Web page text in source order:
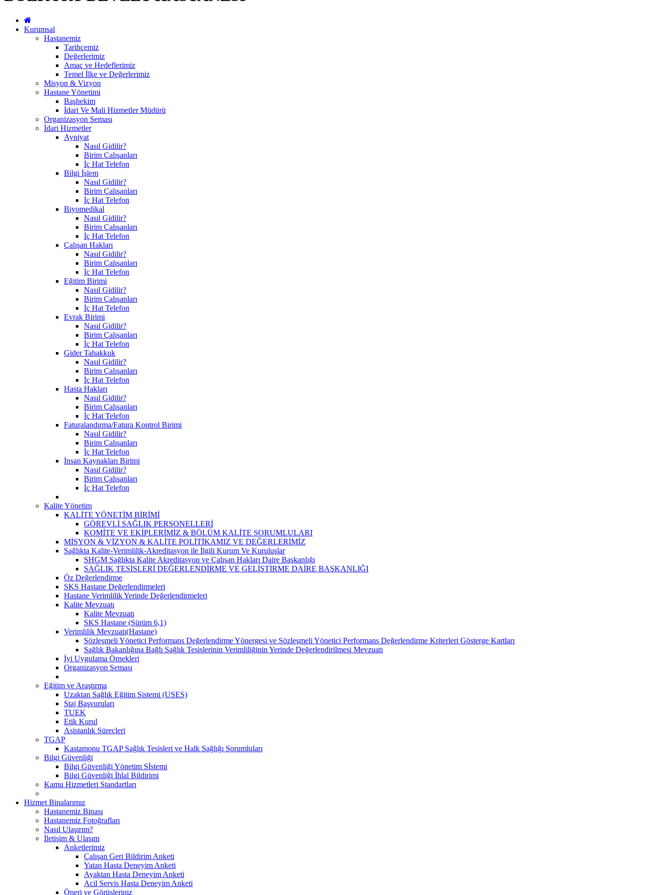
Kurumsal
Hastanemiz
Tarihçemiz
Değerlerimiz
Amaç ve Hedeflerimiz
Temel İlke ve Değerlerimiz
Misyon & Vizyon
Hastane Yönetimi
Başhekim
İdari Ve Mali Hizmetler Müdürü
Organizasyon Şeması
İdari Hizmetler
Ayniyat
Nasıl Gidilir?
Birim Çalışanları
İç Hat Telefon
Bilgi İşlem
Nasıl Gidilir?
Birim Çalışanları
İç Hat Telefon
Biyomedikal
Nasıl Gidilir?
Birim Çalışanları
İç Hat Telefon
Çalışan Hakları
Nasıl Gidilir?
Birim Çalışanları
İç Hat Telefon
Eğitim Birimi
Nasıl Gidilir?
Birim Çalışanları
İç Hat Telefon
Evrak Birimi
Nasıl Gidilir?
Birim Çalışanları
İç Hat Telefon
Gider Tahakkuk
Nasıl Gidilir?
Birim Çalışanları
İç Hat Telefon
Hasta Hakları
Nasıl Gidilir?
Birim Çalışanları
İç Hat Telefon
Faturalandırma/Fatura Kontrol Birimi
Nasıl Gidilir?
Birim Çalışanları
İç Hat Telefon
İnsan Kaynakları Birimi
Nasıl Gidilir?
Birim Çalışanları
İç Hat Telefon
Kalite Yönetim
KALİTE YÖNETİM BİRİMİ
GÖREVLİ SAĞLIK PERSONELLERİ
KOMİTE VE EKİPLERİMİZ & BÖLÜM KALİTE SORUMLULARI
MİSYON & VİZYON & KALİTE POLİTİKAMIZ VE DEĞERLERİMİZ
Sağlıkta Kalite-Verimlilik-Akreditasyon ile İlgili Kurum Ve Kuruluşlar
SHGM Sağlıkta Kalite Akreditasyon ve Çalışan Hakları Daire Başkanlığı
SAĞLIK TESİSLERİ DEĞERLENDİRME VE GELİŞTİRME DAİRE BAŞKANLIĞI
Öz Değerlendirme
SKS Hastane Değerlendirmeleri
Hastane Verimlilik Yerinde Değerlendirmeleri
Kalite Mevzuatı
Kalite Mevzuatı
SKS Hastane (Sürüm 6,1)
Verimlilik Mevzuatı(Hastane)
Sözleşmeli Yönetici Performans Değerlendirme Yönergesi ve Sözleşmeli Yönetici Performans Değerlendirme Kriterleri Gösterge Kartları
Sağlık Bakanlığına Bağlı Sağlık Tesislerinin Verimliliğinin Yerinde Değerlendirilmesi Mevzuatı
İyi Uygulama Örnekleri
Organizasyon Şeması
Eğitim ve Araştırma
Uzaktan Sağlık Eğitim Sistemi (USES)
Staj Başvuruları
TUEK
Etik Kurul
Asistanlık Süreçleri
TGAP
Kastamonu TGAP Sağlık Tesisleri ve Halk Sağlığı Sorumluları
Bilgi Güvenliği
Bilgi Güvenliği Yönetim Sİstemi
Bilgi Güvenliği İhlal Bildirimi
Kamu Hizmetleri Standartları
Hizmet Binalarımız
Hastanemiz Binası
Hastanemiz Fotoğrafları
Nasıl Ulaşırım?
İletişim & Ulaşım
Anketlerimiz
Çalışan Geri Bildirim Anketi
Yatan Hasta Deneyim Anketi
Ayaktan Hasta Deneyim Anketi
Acil Servis Hasta Deneyim Anketi
Öneri ve Görüşleriniz